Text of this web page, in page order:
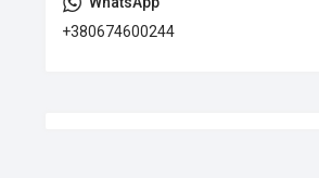
+380674600244